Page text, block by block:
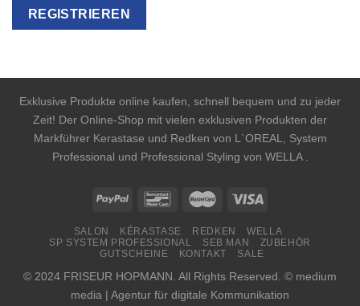
Exklusive Produkte online kaufen, schnell bequem und zu jeder
Zeit! Der Online-Shop mit vielen exklusiven Produkten der
Markführer Kerastase und Redken von L`OREAL, System
Professional und Professional Styling von WELLA .
SALON KÉRASTASE REDKEN
WELLA
SP SYSTEM PROFESSIONAL
SEB MAN
ZUBEHÖR
GUTSCHEINE
KONTAKT SALE
© 2024 FRISEUR HOPMANN. All Rights Reserved. © medium
media | Agentur für digitale Kommunikation